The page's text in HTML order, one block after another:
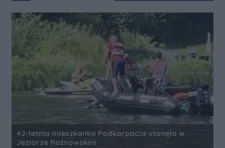
42-letnia mieszkanka Podkarpacia utonęła w
Jeziorze Rożnowskim